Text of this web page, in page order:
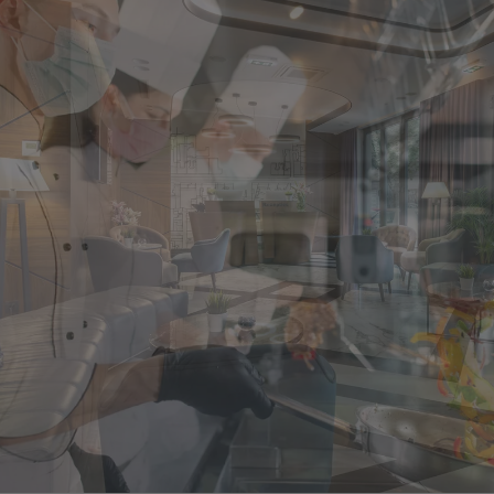
Singapore
EUROPE
Austria
Belgium
France
Germany
Ireland
Netherlands
United Kingdom
Switzerland
NORTH AMERICA